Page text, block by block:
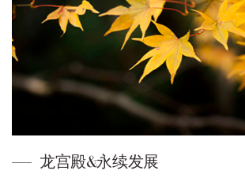
龙宫殿&永续发展